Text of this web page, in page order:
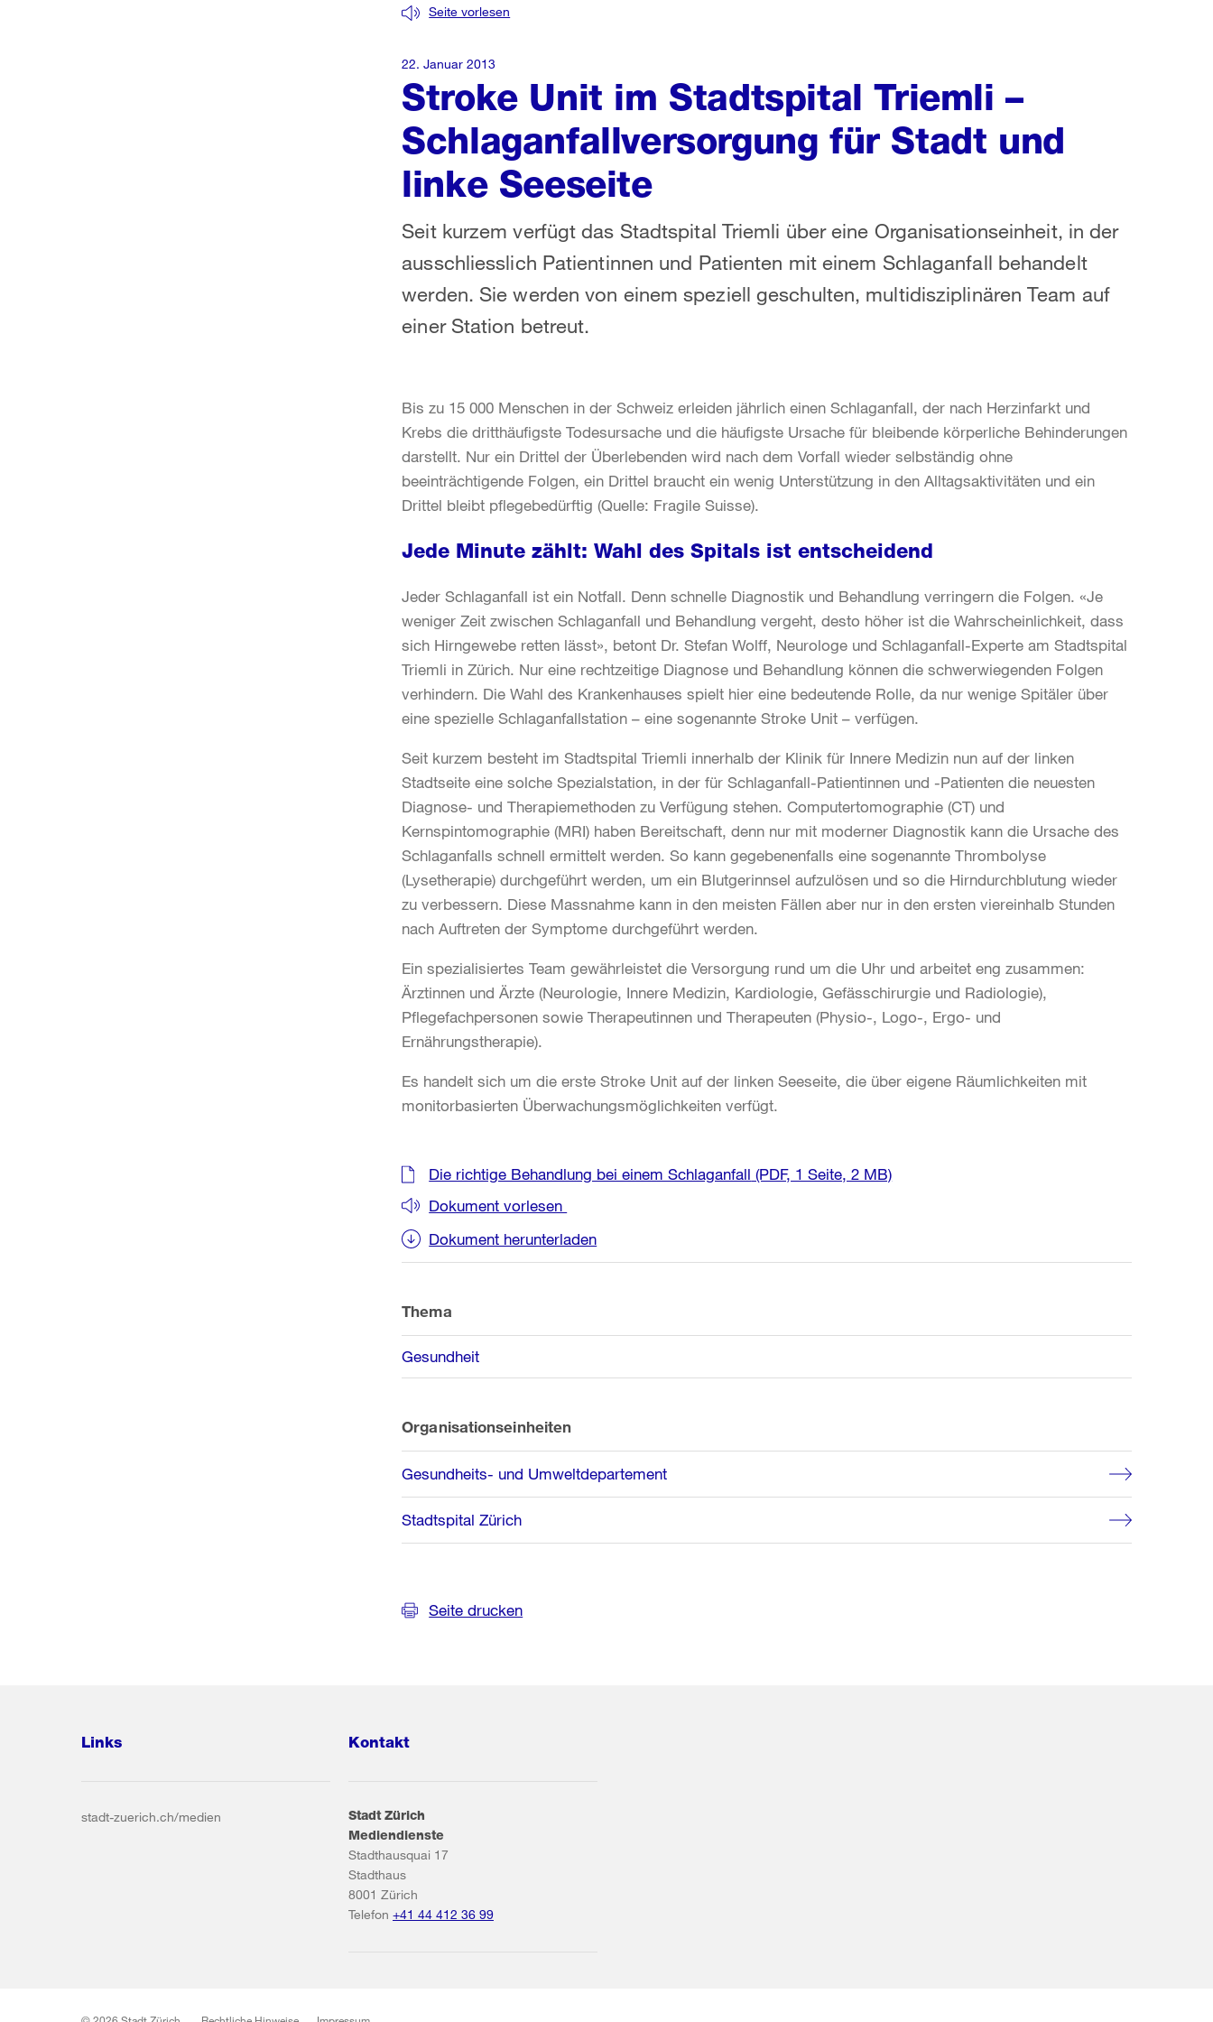
Stroke Unit im Stadtspital Triemli –
Schlaganfallversorgung für Stadt und
linke Seeseite
Seite vorlesen
Seit kurzem verfügt das Stadtspital Triemli über eine Organisationseinheit, in der
ausschliesslich Patientinnen und Patienten mit einem Schlaganfall behandelt
werden. Sie werden von einem speziell geschulten, multidisziplinären Team auf
einer Station betreut.
22. Januar 2013
Bis zu 15 000 Menschen in der Schweiz erleiden jährlich einen Schlaganfall, der nach Herzinfarkt und
Krebs die dritthäufigste Todesursache und die häufigste Ursache für bleibende körperliche Behinderungen
darstellt. Nur ein Drittel der Überlebenden wird nach dem Vorfall wieder selbständig ohne
beeinträchtigende Folgen, ein Drittel braucht ein wenig Unterstützung in den Alltagsaktivitäten und ein
Drittel bleibt pflegebedürftig (Quelle: Fragile Suisse).
Jede Minute zählt: Wahl des Spitals ist entscheidend
Jeder Schlaganfall ist ein Notfall. Denn schnelle Diagnostik und Behandlung verringern die Folgen. «Je
weniger Zeit zwischen Schlaganfall und Behandlung vergeht, desto höher ist die Wahrscheinlichkeit, dass
sich Hirngewebe retten lässt», betont Dr. Stefan Wolff, Neurologe und Schlaganfall-Experte am Stadtspital
Triemli in Zürich. Nur eine rechtzeitige Diagnose und Behandlung können die schwerwiegenden Folgen
verhindern. Die Wahl des Krankenhauses spielt hier eine bedeutende Rolle, da nur wenige Spitäler über
eine spezielle Schlaganfallstation – eine sogenannte Stroke Unit – verfügen.
Seit kurzem besteht im Stadtspital Triemli innerhalb der Klinik für Innere Medizin nun auf der linken
Stadtseite eine solche Spezialstation, in der für Schlaganfall-Patientinnen und -Patienten die neuesten
Diagnose- und Therapiemethoden zu Verfügung stehen. Computertomographie (CT) und
Kernspintomographie (MRI) haben Bereitschaft, denn nur mit moderner Diagnostik kann die Ursache des
Schlaganfalls schnell ermittelt werden. So kann gegebenenfalls eine sogenannte Thrombolyse
(Lysetherapie) durchgeführt werden, um ein Blutgerinnsel aufzulösen und so die Hirndurchblutung wieder
zu verbessern. Diese Massnahme kann in den meisten Fällen aber nur in den ersten viereinhalb Stunden
nach Auftreten der Symptome durchgeführt werden.
Ein spezialisiertes Team gewährleistet die Versorgung rund um die Uhr und arbeitet eng zusammen:
Ärztinnen und Ärzte (Neurologie, Innere Medizin, Kardiologie, Gefässchirurgie und Radiologie),
Pflegefachpersonen sowie Therapeutinnen und Therapeuten (Physio-, Logo-, Ergo- und
Ernährungstherapie).
Es handelt sich um die erste Stroke Unit auf der linken Seeseite, die über eigene Räumlichkeiten mit
monitorbasierten Überwachungsmöglichkeiten verfügt.
Weitere
Informationen
Die richtige Behandlung bei einem Schlaganfall (PDF, 1 Seite, 2 MB)
Dokument vorlesen
Dokument herunterladen
Thema
Gesundheit
Organisationseinheiten
Gesundheits- und Umweltdepartement
Stadtspital Zürich
Seite drucken
Links
stadt-zuerich.ch/medien
Kontakt
Stadt Zürich
Mediendienste
Stadthausquai 17
Stadthaus
8001 Zürich
Telefon +41 44 412 36 99